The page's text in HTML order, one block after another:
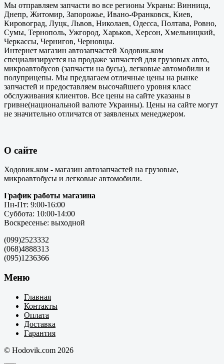
Мы отправляем запчасти во все регионы Украны: Винница,
Днепр, Житомир, Запорожье, Ивано-Франковск, Киев,
Кировоград, Луцк, Львов, Николаев, Одесса, Полтава, Ровно,
Сумы, Тернополь, Ужгород, Харьков, Херсон, Хмельницкий,
Черкассы, Чернигов, Черновцы.
Интернет магазин автозапчастей Ходовик.ком
специализируется на продаже запчастей для грузовых авто,
микроавтобусов (запчасти на бусы), легковые автомобили и
полуприцепы. Мы предлагаем отличные цены на рынке
запчастей и предоставляем высочайшего уровня класс
обслуживания клиентов. Все цены на сайте указаны в
гривне(национальной валюте Украины). Цены на сайте могут
не значительно отличатся от заявленых менеджером.
О сайте
Ходовик.ком - магазин автозапчастей на грузовые,
микроавтобусы и легковые автомобили.
График работы магазина
Пн-Пт: 9:00-16:00
Суббота: 10:00-14:00
Воскресенье: выходной
(099)2523332
(068)4888313
(095)1236366
Меню
Главная
Контакты
Оплата
Доставка
Гарантия
© Hodovik.com 2026